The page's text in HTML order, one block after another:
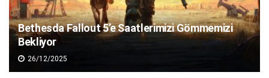
Bethesda Fallout 5’e Saatlerimizi Gömmemizi
Bekliyor
26/12/2025